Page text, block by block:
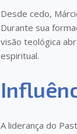
Desde cedo,
Durante sua
visão teológica
espiritual.
A liderança do